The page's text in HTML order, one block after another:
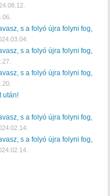
s a folyó újra folyni fog,
s a folyó újra folyni fog,
s a folyó újra folyni fog,
után!
s a folyó újra folyni fog,
s a folyó újra folyni fog,